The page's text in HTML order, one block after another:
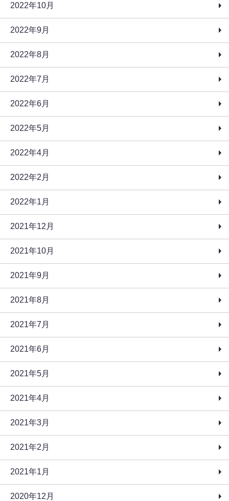
2022年10月
2022年9月
2022年8月
2022年7月
2022年6月
2022年5月
2022年4月
2022年2月
2022年1月
2021年12月
2021年10月
2021年9月
2021年8月
2021年7月
2021年6月
2021年5月
2021年4月
2021年3月
2021年2月
2021年1月
2020年12月